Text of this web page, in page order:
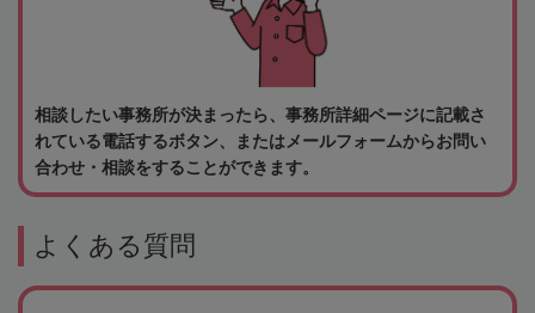
相談したい事務所が決まったら、事務所詳細ページに記載さ
れている電話するボタン、またはメールフォームからお問い
合わせ・相談をすることができます。
よくある質問